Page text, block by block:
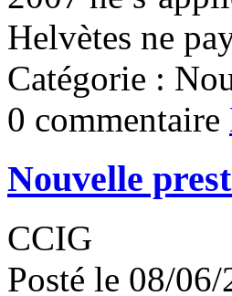
Helvètes ne
Catégorie :
0 commentaire
Nouvelle
CCIG
Posté le 08/06/